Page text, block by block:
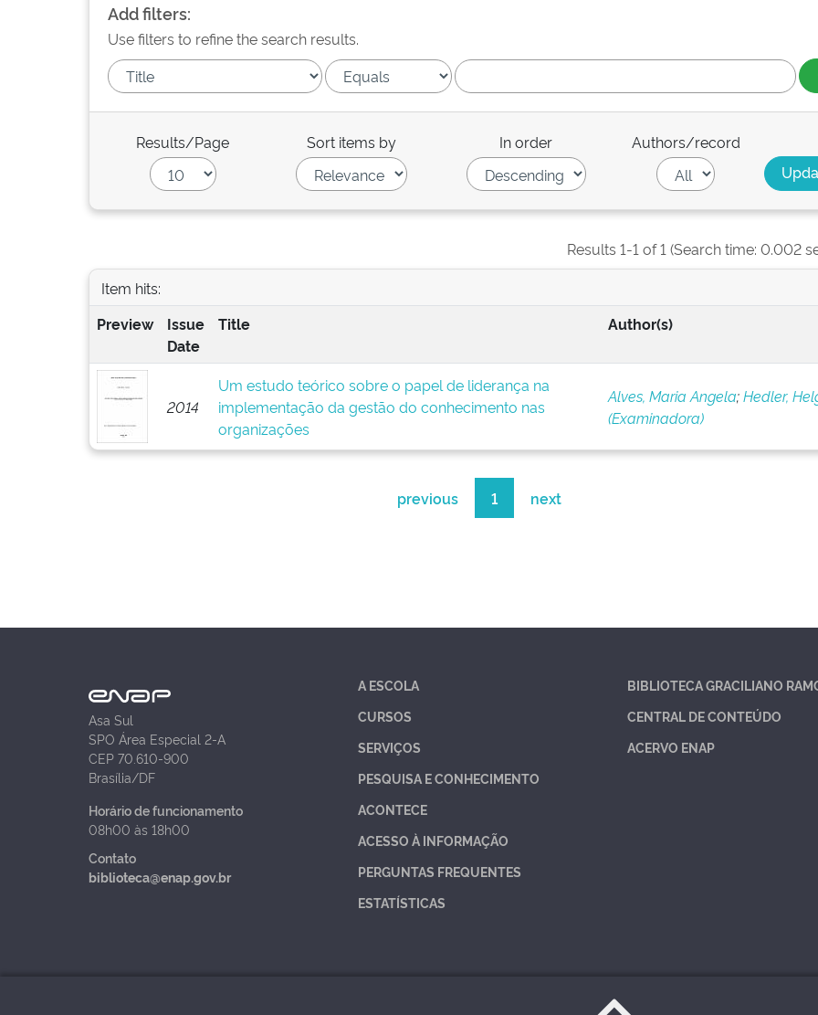
Add filters:
Use filters to refine the search results.
Results/Page Sort items by In order Authors/record
Results 1-1 of 1 (Search time: 0.002
Item hits:
Preview
Issue
Date
Title Author(s)
2014
Um estudo teórico sobre o papel de liderança na
implementação da gestão do conhecimento nas
organizações
Alves, Maria Angela;Hedler,
(Examinadora)
previous 1 next
Asa Sul
SPO Área Especial 2-A
CEP 70.610-900
Brasília/DF
Horário de funcionamento
08h00 às 18h00
Contato
biblioteca@enap.gov.br
A ESCOLA
CURSOS
SERVIÇOS
PESQUISA E CONHECIMENTO
ACONTECE
ACESSO À INFORMAÇÃO
PERGUNTAS FREQUENTES
ESTATÍSTICAS
BIBLIOTECA GRACILIANO
CENTRAL DE CONTEÚDO
ACERVO ENAP